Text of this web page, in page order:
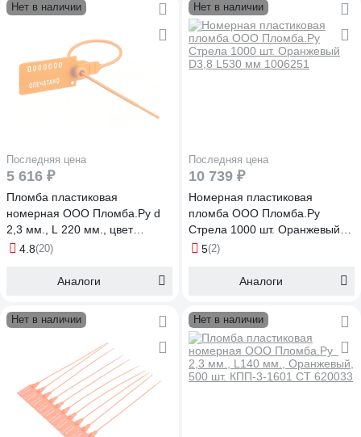
Нет в наличии
Последняя цена
5 616 ₽
Пломба пластиковая
номерная ООО Пломба.Ру d
2,3 мм., L 220 мм., цвет
оранжевый 1000 шт. кпп-3-
4.8(20)
Аналоги
Нет в наличии
Последняя цена
10 739 ₽
Номерная пластиковая
пломба ООО Пломба.Ру
Стрела 1000 шт. Оранжевый
D3,8 L530 мм 1006251
5(2)
Аналоги
Нет в наличии Нет в наличии